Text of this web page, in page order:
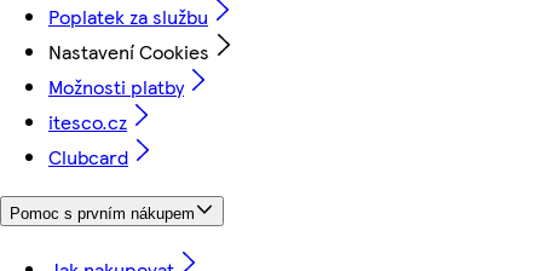
Poplatek za službu
Nastavení Cookies
Možnosti platby
itesco.cz
Clubcard
Pomoc s prvním nákupem